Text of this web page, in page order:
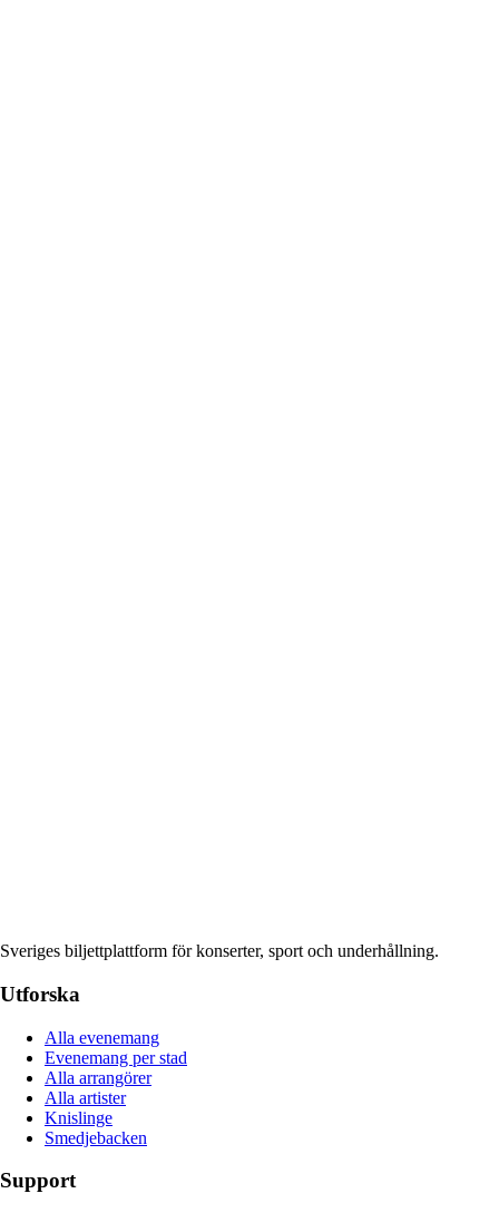
Sveriges biljettplattform för konserter, sport och underhållning.
Utforska
Alla evenemang
Evenemang per stad
Alla arrangörer
Alla artister
Knislinge
Smedjebacken
Support